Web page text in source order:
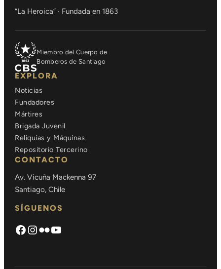
“La Heroica” · Fundada en 1863
Miembro del Cuerpo de
Bomberos de Santiago
EXPLORA
Noticias
Fundadores
Mártires
Brigada Juvenil
Reliquias y Máquinas
Repositorio Tercerino
CONTACTO
Av. Vicuña Mackenna 97
Santiago, Chile
SÍGUENOS
Facebook
Instagram
Flickrhttps://www.youtube.com/